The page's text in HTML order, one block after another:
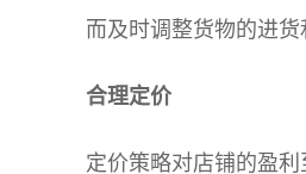
而及时调整货物的进货
合理定价
定价策略对店铺的盈